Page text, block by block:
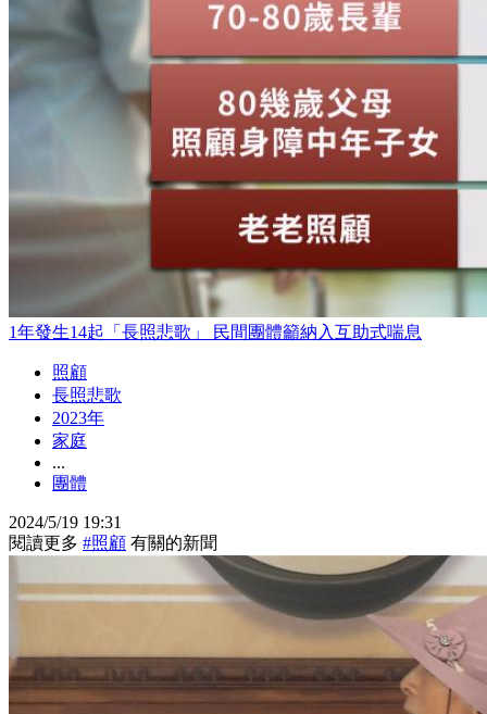
1年發生14起「長照悲歌」 民間團體籲納入互助式喘息
照顧
長照悲歌
2023年
家庭
...
團體
2024/5/19 19:31
閱讀更多 #照顧 有關的新聞